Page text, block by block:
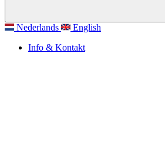
Nederlands
English
Info & Kontakt